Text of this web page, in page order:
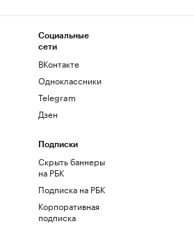
Социальные
сети
ВКонтакте
Одноклассники
Telegram
Дзен
Подписки
Скрыть баннеры
на РБК
Подписка на РБК
Корпоративная
подписка